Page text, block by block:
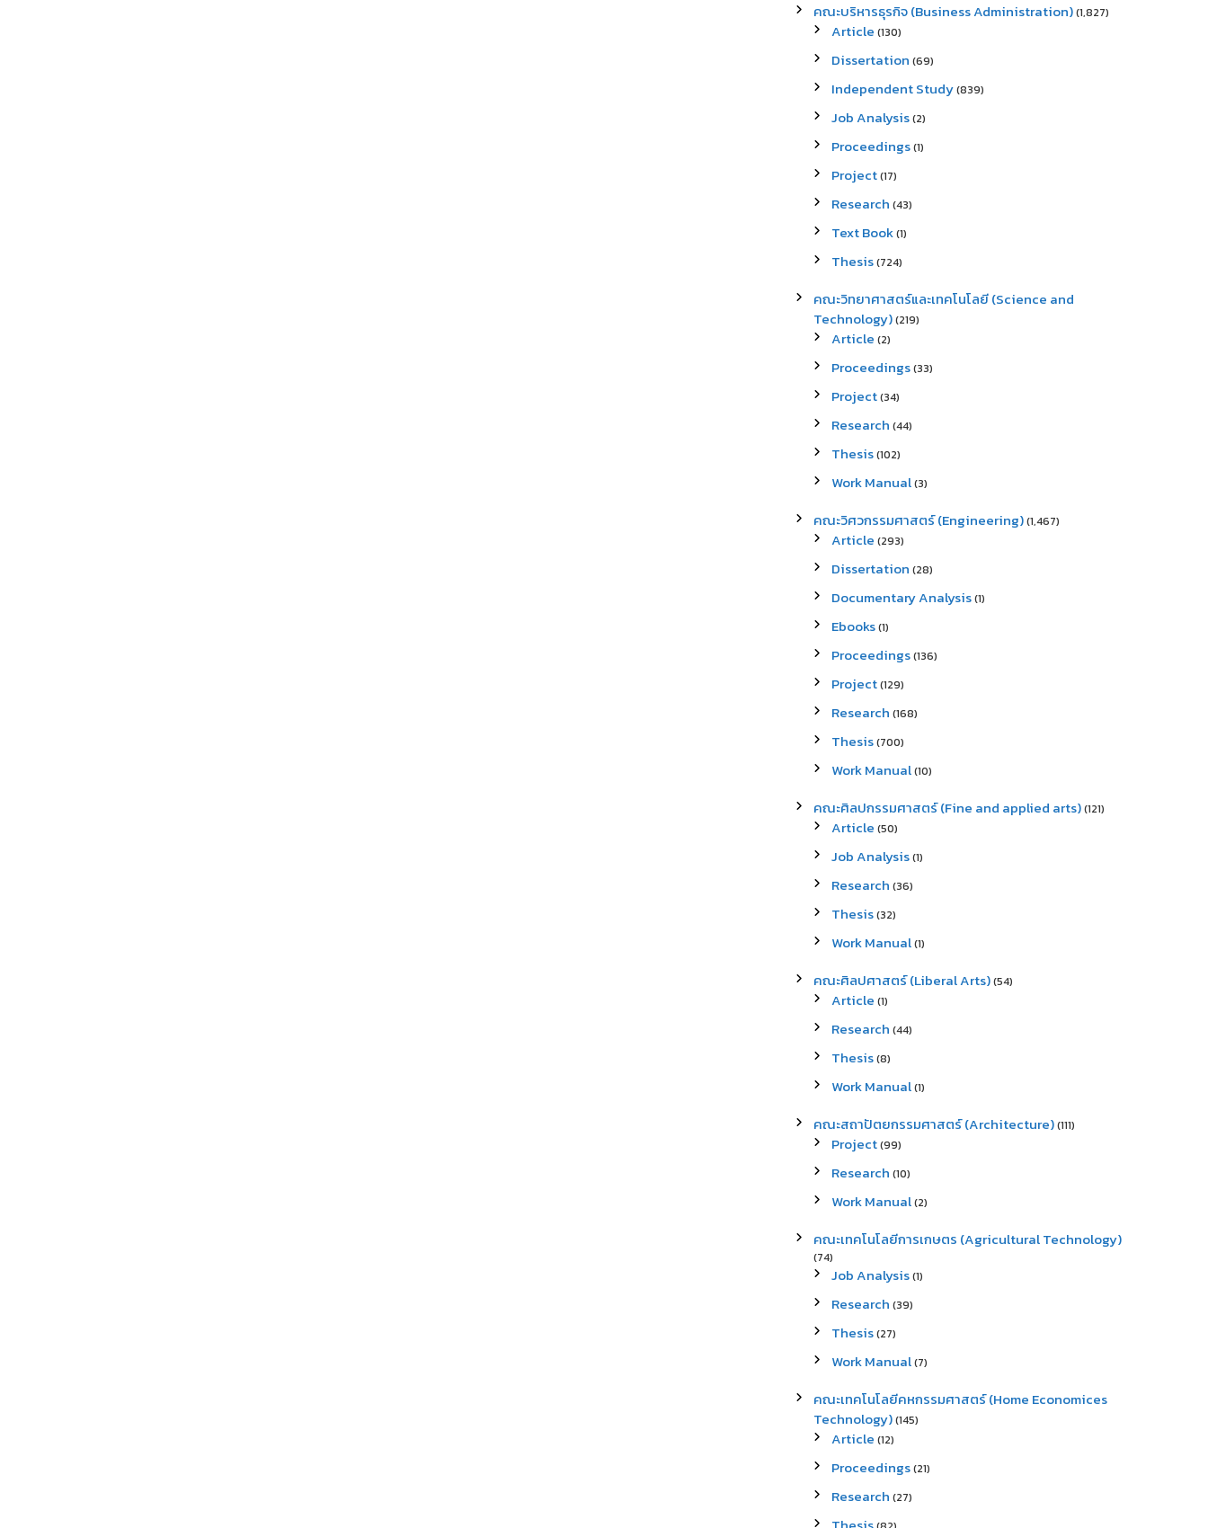
คณะบริหารธุรกิจ (Business Administration)(1,827)
Article (130)
Dissertation (69)
Independent Study(839)
Job Analysis(2)
Proceedings(1)
Project(17)
Research (43)
Text Book(1)
Thesis(724)
คณะวิทยาศาสตร์และเทคโนโลยี (Science and
Technology)(219)
Article (2)
Proceedings(33)
Project(34)
Research (44)
Thesis(102)
Work Manual(3)
คณะวิศวกรรมศาสตร์ (Engineering)(1,467)
Article (293)
Dissertation (28)
Documentary Analysis(1)
Ebooks(1)
Proceedings(136)
Project(129)
Research (168)
Thesis(700)
Work Manual(10)
คณะศิลปกรรมศาสตร์ (Fine and applied arts)(121)
Article (50)
Job Analysis(1)
Research (36)
Thesis(32)
Work Manual(1)
คณะศิลปศาสตร์ (Liberal Arts)(54)
Article (1)
Research (44)
Thesis(8)
Work Manual(1)
คณะสถาปัตยกรรมศาสตร์ (Architecture)(111)
Project(99)
Research (10)
Work Manual(2)
คณะเทคโนโลยีการเกษตร (Agricultural Technology)
(74)
Job Analysis(1)
Research (39)
Thesis(27)
Work Manual(7)
คณะเทคโนโลยีคหกรรมศาสตร์ (Home Economices
Technology)(145)
Article (12)
Proceedings(21)
Research (27)